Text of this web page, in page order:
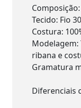
Tecido: Fio
Costura:
Modelagem:
ribana e
Gramatura
Diferenciais